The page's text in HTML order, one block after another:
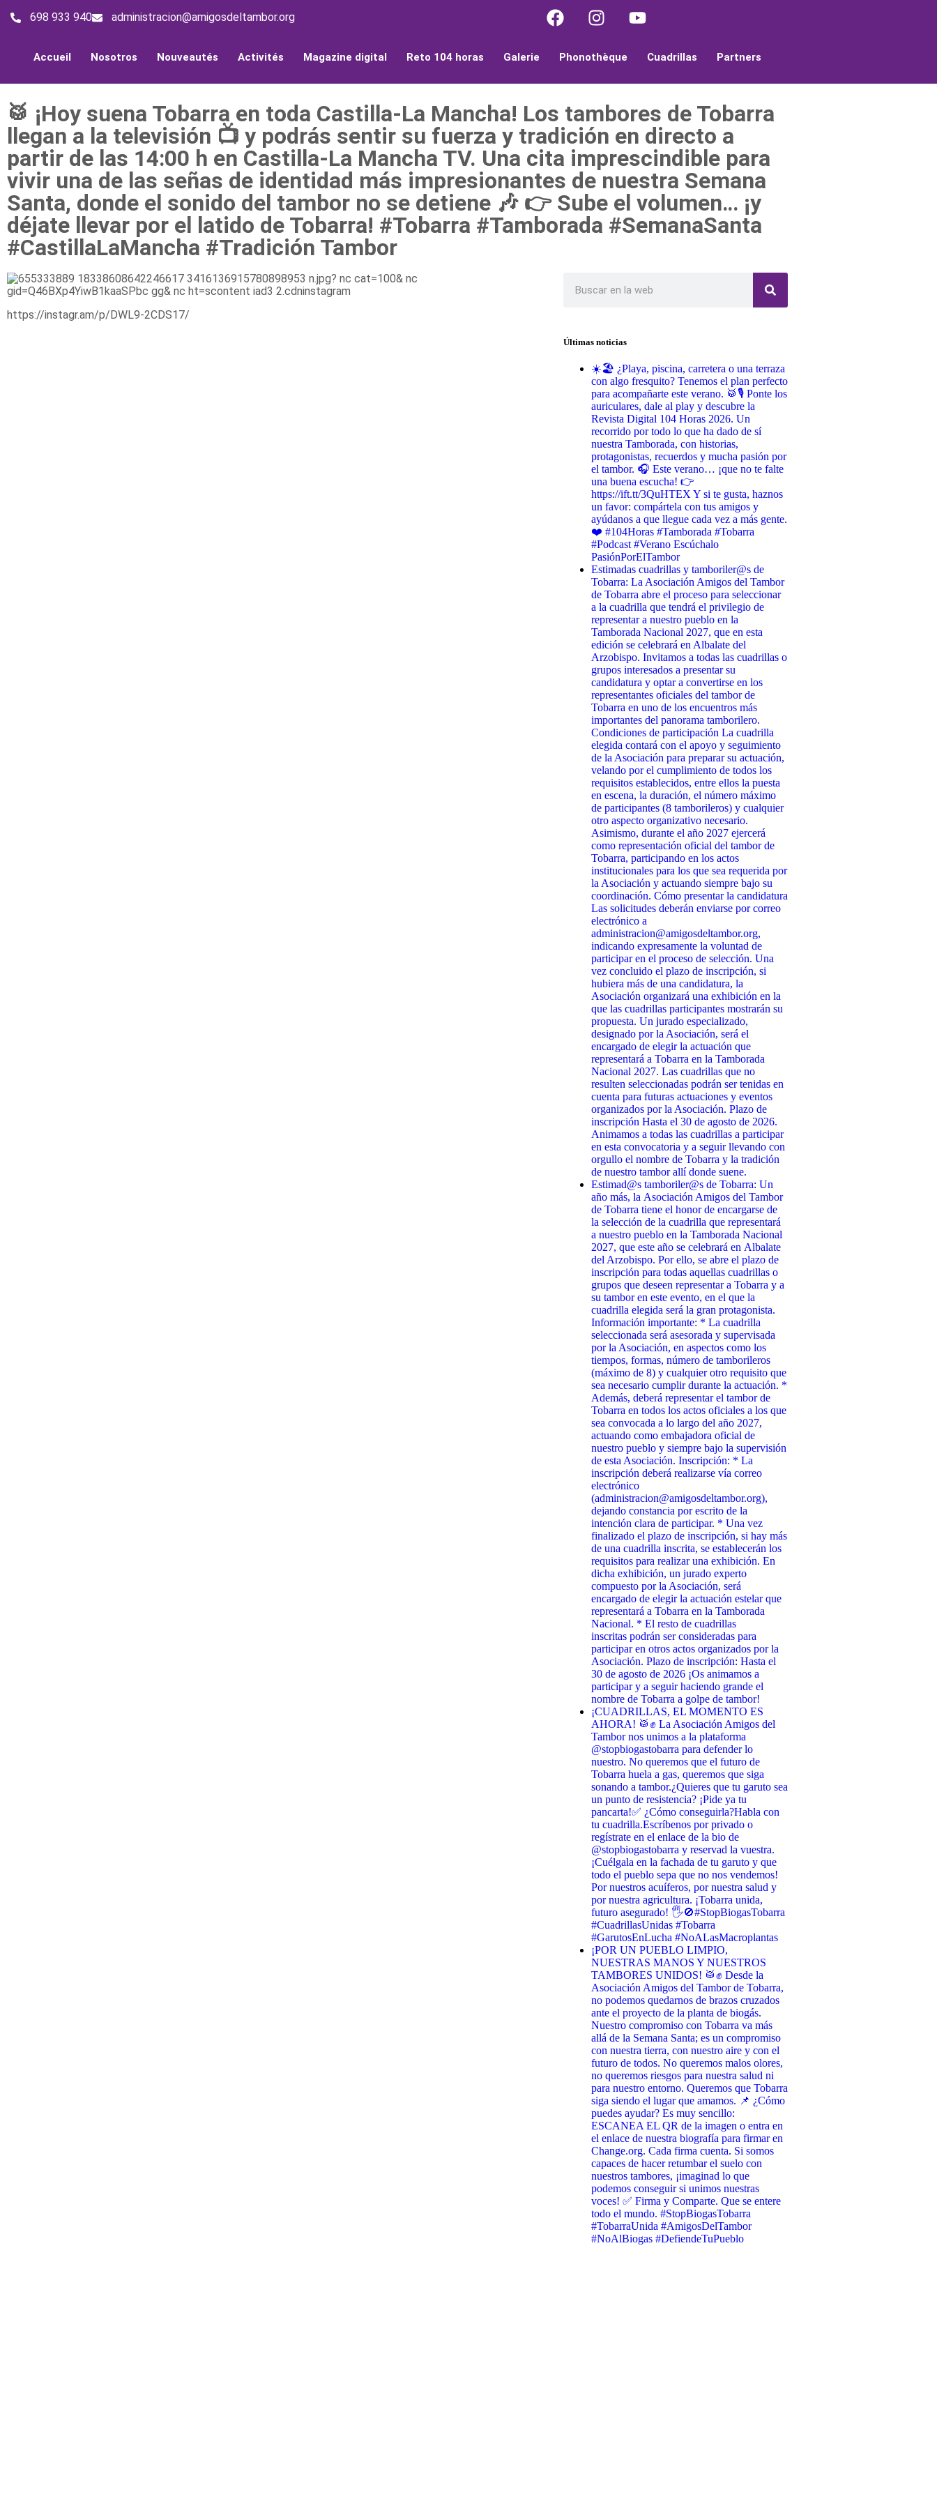
698 933 940 administracion@amigosdeltambor.org
Accueil Nosotros Nouveautés Activités Magazine digital Reto 104 horas Galerie Phonothèque Cuadrillas Partners
🥁 ¡Hoy suena Tobarra en toda Castilla-La Mancha! Los tambores de Tobarra
llegan a la televisión 📺 y podrás sentir su fuerza y tradición en directo a
partir de las 14:00 h en Castilla-La Mancha TV. Una cita imprescindible para
vivir una de las señas de identidad más impresionantes de nuestra Semana
Santa, donde el sonido del tambor no se detiene 🎶 👉 Sube el volumen… ¡y
déjate llevar por el latido de Tobarra! #Tobarra #Tamborada #SemanaSanta
#CastillaLaMancha #Tradición Tambor
https://instagr.am/p/DWL9-2CDS17/
Últimas noticias
☀️🏖️ ¿Playa, piscina, carretera o una terraza
con algo fresquito? Tenemos el plan perfecto
para acompañarte este verano. 🥁🎙️ Ponte los
auriculares, dale al play y descubre la
Revista Digital 104 Horas 2026. Un
recorrido por todo lo que ha dado de sí
nuestra Tamborada, con historias,
protagonistas, recuerdos y mucha pasión por
el tambor. 🎧 Este verano… ¡que no te falte
una buena escucha! 👉
https://ift.tt/3QuHTEX Y si te gusta, haznos
un favor: compártela con tus amigos y
ayúdanos a que llegue cada vez a más gente.
❤️ #104Horas #Tamborada #Tobarra
#Podcast #Verano Escúchalo
PasiónPorElTambor
Estimadas cuadrillas y tamboriler@s de
Tobarra: La Asociación Amigos del Tambor
de Tobarra abre el proceso para seleccionar
a la cuadrilla que tendrá el privilegio de
representar a nuestro pueblo en la
Tamborada Nacional 2027, que en esta
edición se celebrará en Albalate del
Arzobispo. Invitamos a todas las cuadrillas o
grupos interesados a presentar su
candidatura y optar a convertirse en los
representantes oficiales del tambor de
Tobarra en uno de los encuentros más
importantes del panorama tamborilero.
Condiciones de participación La cuadrilla
elegida contará con el apoyo y seguimiento
de la Asociación para preparar su actuación,
velando por el cumplimiento de todos los
requisitos establecidos, entre ellos la puesta
en escena, la duración, el número máximo
de participantes (8 tamborileros) y cualquier
otro aspecto organizativo necesario.
Asimismo, durante el año 2027 ejercerá
como representación oficial del tambor de
Tobarra, participando en los actos
institucionales para los que sea requerida por
la Asociación y actuando siempre bajo su
coordinación. Cómo presentar la candidatura
Las solicitudes deberán enviarse por correo
electrónico a
administracion@amigosdeltambor.org,
indicando expresamente la voluntad de
participar en el proceso de selección. Una
vez concluido el plazo de inscripción, si
hubiera más de una candidatura, la
Asociación organizará una exhibición en la
que las cuadrillas participantes mostrarán su
propuesta. Un jurado especializado,
designado por la Asociación, será el
encargado de elegir la actuación que
representará a Tobarra en la Tamborada
Nacional 2027. Las cuadrillas que no
resulten seleccionadas podrán ser tenidas en
cuenta para futuras actuaciones y eventos
organizados por la Asociación. Plazo de
inscripción Hasta el 30 de agosto de 2026.
Animamos a todas las cuadrillas a participar
en esta convocatoria y a seguir llevando con
orgullo el nombre de Tobarra y la tradición
de nuestro tambor allí donde suene.
Estimad@s tamboriler@s de Tobarra: Un
año más, la Asociación Amigos del Tambor
de Tobarra tiene el honor de encargarse de
la selección de la cuadrilla que representará
a nuestro pueblo en la Tamborada Nacional
2027, que este año se celebrará en Albalate
del Arzobispo. Por ello, se abre el plazo de
inscripción para todas aquellas cuadrillas o
grupos que deseen representar a Tobarra y a
su tambor en este evento, en el que la
cuadrilla elegida será la gran protagonista.
Información importante: * La cuadrilla
seleccionada será asesorada y supervisada
por la Asociación, en aspectos como los
tiempos, formas, número de tamborileros
(máximo de 8) y cualquier otro requisito que
sea necesario cumplir durante la actuación. *
Además, deberá representar el tambor de
Tobarra en todos los actos oficiales a los que
sea convocada a lo largo del año 2027,
actuando como embajadora oficial de
nuestro pueblo y siempre bajo la supervisión
de esta Asociación. Inscripción: * La
inscripción deberá realizarse vía correo
electrónico
(administracion@amigosdeltambor.org),
dejando constancia por escrito de la
intención clara de participar. * Una vez
finalizado el plazo de inscripción, si hay más
de una cuadrilla inscrita, se establecerán los
requisitos para realizar una exhibición. En
dicha exhibición, un jurado experto
compuesto por la Asociación, será
encargado de elegir la actuación estelar que
representará a Tobarra en la Tamborada
Nacional. * El resto de cuadrillas
inscritas podrán ser consideradas para
participar en otros actos organizados por la
Asociación. Plazo de inscripción: Hasta el
30 de agosto de 2026 ¡Os animamos a
participar y a seguir haciendo grande el
nombre de Tobarra a golpe de tambor!
¡CUADRILLAS, EL MOMENTO ES
AHORA! 🥁✊ La Asociación Amigos del
Tambor nos unimos a la plataforma
@stopbiogastobarra para defender lo
nuestro. No queremos que el futuro de
Tobarra huela a gas, queremos que siga
sonando a tambor. ​¿Quieres que tu garuto sea
un punto de resistencia? ¡Pide ya tu
pancarta! ​✅ ¿Cómo conseguirla? ​Habla con
tu cuadrilla. ​Escríbenos por privado o
regístrate en el enlace de la bio de
@stopbiogastobarra y reservad la vuestra. ​
¡Cuélgala en la fachada de tu garuto y que
todo el pueblo sepa que no nos vendemos! ​
Por nuestros acuíferos, por nuestra salud y
por nuestra agricultura. ¡Tobarra unida,
futuro asegurado! 🖐️🚫 ​#StopBiogasTobarra
#CuadrillasUnidas #Tobarra
#GarutosEnLucha #NoALasMacroplantas
¡POR UN PUEBLO LIMPIO,
NUESTRAS MANOS Y NUESTROS
TAMBORES UNIDOS! 🥁✊ Desde la
Asociación Amigos del Tambor de Tobarra,
no podemos quedarnos de brazos cruzados
ante el proyecto de la planta de biogás.
Nuestro compromiso con Tobarra va más
allá de la Semana Santa; es un compromiso
con nuestra tierra, con nuestro aire y con el
futuro de todos. No queremos malos olores,
no queremos riesgos para nuestra salud ni
para nuestro entorno. Queremos que Tobarra
siga siendo el lugar que amamos. 📌 ¿Cómo
puedes ayudar? Es muy sencillo:
ESCANEA EL QR de la imagen o entra en
el enlace de nuestra biografía para firmar en
Change.org. Cada firma cuenta. Si somos
capaces de hacer retumbar el suelo con
nuestros tambores, ¡imaginad lo que
podemos conseguir si unimos nuestras
voces! ✅ Firma y Comparte. Que se entere
todo el mundo. #StopBiogasTobarra
#TobarraUnida #AmigosDelTambor
#NoAlBiogas #DefiendeTuPueblo